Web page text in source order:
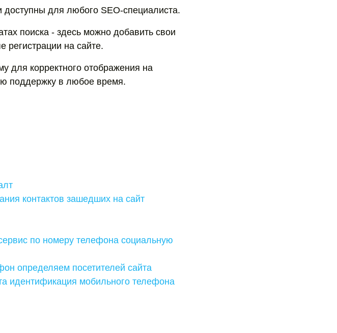
для любого SEO-специалиста.
поиска - здесь можно добавить свои
регистрации на сайте.
корректного отображения на
поддержку в любое время.
контактов зашедших на сайт
по номеру телефона социальную
определяем посетителей сайта
идентификация мобильного телефона